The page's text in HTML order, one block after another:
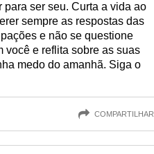
ser seu. Curta a vida ao
sempre as respostas das
e não se questione
você e reflita sobre as suas
medo do amanhã. Siga o
COMPARTILHAR